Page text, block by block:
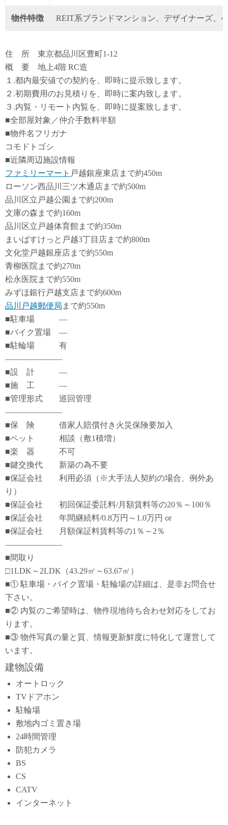
物件特徴 REIT系ブランドマンション、デザイナーズ、
住 所 東京都品川区豊町1-12
概 要 地上4階 RC造
１.都内最安値での契約を、即時に提示致します。
２.初期費用のお見積りを、即時に案内致します。
３.内覧・リモート内覧を、即時に提案致します。
■全部屋対象／仲介手数料半額
■物件名フリガナ
コモドトゴシ
■近隣周辺施設情報
ファミリーマート 戸越銀座東店まで約450m
ローソン西品川三ツ木通店まで約500m
品川区立戸越公園まで約200m
文庫の森まで約160m
品川区立戸越体育館まで約350m
まいばすけっと戸越3丁目店まで約800m
文化堂戸越銀座店まで約550m
青柳医院まで約270m
松永医院まで約550m
みずほ銀行戸越支店まで約600m
品川戸越郵便局 まで約550m
■駐車場 ―
■バイク置場 ―
■駐輪場 有
―――――――
■設 計 ―
■施 工 ―
■管理形式 巡回管理
―――――――
■保 険 借家人賠償付き火災保険要加入
■ペット 相談（敷1積増）
■楽 器 不可
■鍵交換代 新築の為不要
■保証会社 利用必須（※大手法人契約の場合、例外あ
り）
■保証会社 初回保証委託料/月額賃料等の20％～100％
■保証会社 年間継続料/0.8万円～1.0万円 or
■保証会社 月額保証料賃料等の1％～2％
―――――――
■間取り
□1LDK～2LDK（43.29㎡～63.67㎡）
■① 駐車場・バイク置場・駐輪場の詳細は、是非お問合せ
下さい。
■② 内覧のご希望時は、物件現地待ち合わせ対応をしてお
ります。
■③ 物件写真の量と質、情報更新鮮度に特化して運営して
います。
建物設備
オートロック
TVドアホン
駐輪場
敷地内ゴミ置き場
24時間管理
防犯カメラ
BS
CS
CATV
インターネット